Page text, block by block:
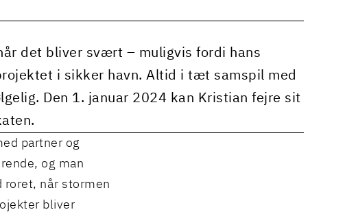
det bliver svært – muligvis fordi hans
i sikker havn. Altid i tæt samspil med
Den 1. januar 2024 kan Kristian fejre sit
partner og
og man
roret, når stormen
bliver